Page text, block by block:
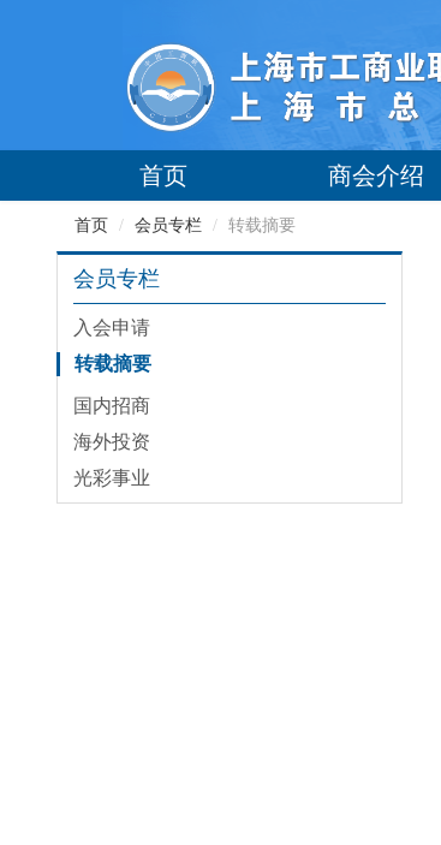
首页 商会介绍
首页 / 会员专栏 / 转载摘要
会员专栏
入会申请
转载摘要
国内招商
海外投资
光彩事业